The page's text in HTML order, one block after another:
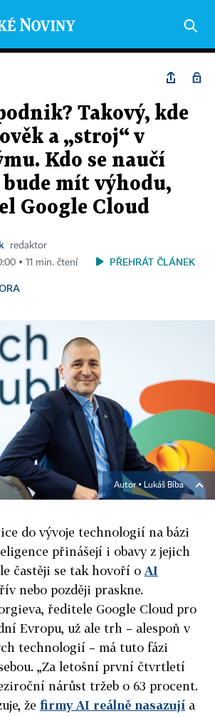
Takový, kde
a „stroj“ v
Kdo se naučí
mít výhodu,
Google Cloud
redaktor
▪ 11 min. čtení
PŘEHRÁT ČLÁNEK
Autor ▪ Lukáš Bíba
do vývoje technologií na bázi
přinášejí i obavy z jejich
častěji se tak hovoří o AI
nebo později praskne.
ředitele Google Cloud pro
Evropu, už ale trh – alespoň v
technologií – má tuto fázi
„Za letošní první čtvrtletí
nárůst tržeb o 63 procent.
že firmy AI reálně nasazují a